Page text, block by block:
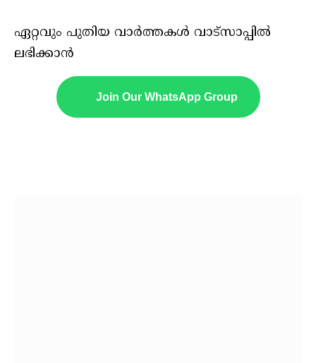
ഏറ്റവും പുതിയ വാർത്തകൾ വാട്സാപ്പിൽ
ലഭിക്കാൻ
Join Our WhatsApp Group